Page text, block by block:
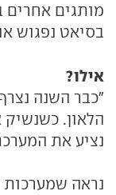
מותגים אחרים
בסיאט נפגוש
אילו?
"כבר השנה
הלאון.
נציע את
נראה שמערכות